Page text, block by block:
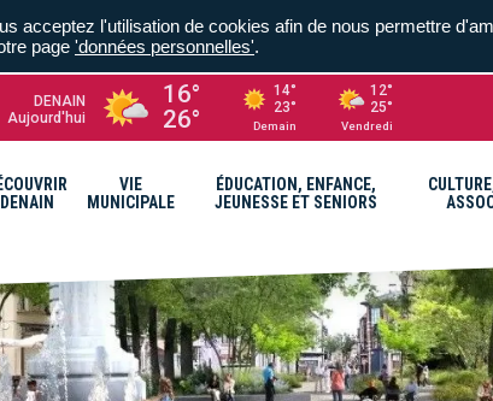
DENAIN
Aujourd'hui
16°
26°
14°
23°
Demain
12°
25°
Vendredi
DENAIN
VIE
MUNICIPALE
ÉDUCATION, ENFANCE,
JEUNESSE ET SENIORS
acceptez l'utilisation de cookies afin de nous permettre
page 'données personnelles'.